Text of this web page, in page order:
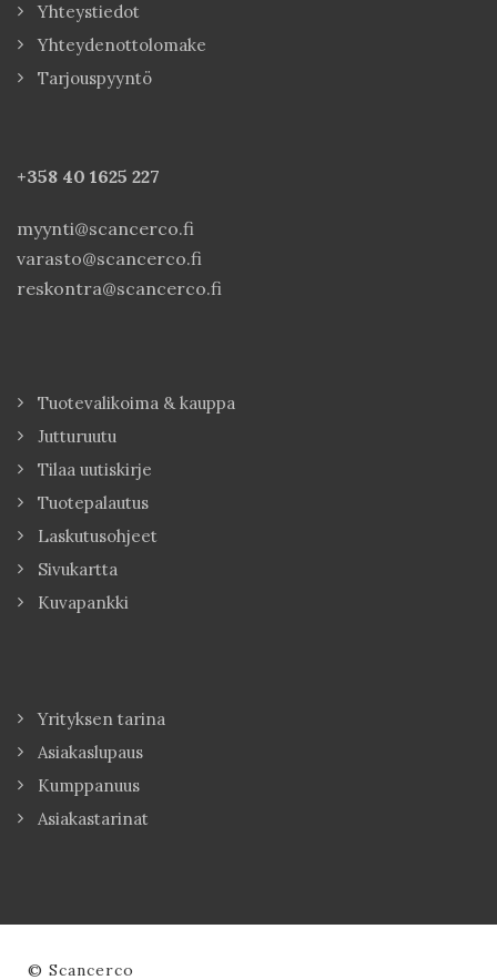
Yhteystiedot
Yhteydenottolomake
Tarjouspyyntö
+358 40 1625 227
myynti@scancerco.fi
varasto@scancerco.fi
reskontra@scancerco.fi
Tuotevalikoima & kauppa
Jutturuutu
Tilaa uutiskirje
Tuotepalautus
Laskutusohjeet
Sivukartta
Kuvapankki
Yrityksen tarina
Asiakaslupaus
Kumppanuus
Asiakastarinat
© Scancerco